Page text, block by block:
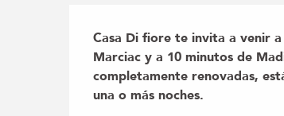
Descripción
Casa Di fiore te invita a venir
Marciac y a 10 minutos de
completamente renovadas,
una o más noches.